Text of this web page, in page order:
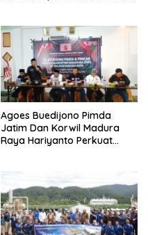
Agoes Buedijono Pimda
Jatim Dan Korwil Madura
Raya Hariyanto Perkuat